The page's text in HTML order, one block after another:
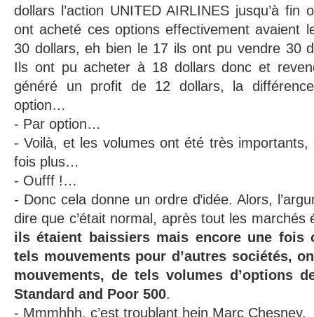
dollars l’action UNITED AIRLINES jusqu’à fin
ont acheté ces options effectivement avaient
30 dollars, eh bien le 17 ils ont pu vendre 30
Ils ont pu acheter à 18 dollars donc et
généré un profit de 12 dollars, la
option…
- Par option…
- Voilà, et les volumes ont été très
fois plus…
- Oufff !…
- Donc cela donne un ordre d’idée. Alors,
dire que c’était normal, après tout les
ils étaient baissiers mais encore une fois
tels mouvements pour d’autres sociétés,
mouvements, de tels volumes d’options
Standard and Poor 500.
- Mmmhhh, c’est troublant hein Marc Chesney.